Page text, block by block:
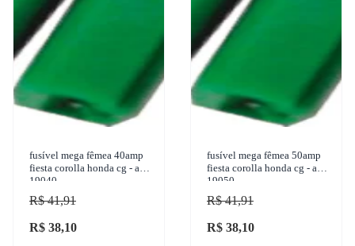
fusível mega fêmea 40amp
fiesta corolla honda cg - ams
19040
R$ 41,91
R$ 38,10
fusível mega fêmea 50amp
fiesta corolla honda cg - ams
19050
R$ 41,91
R$ 38,10